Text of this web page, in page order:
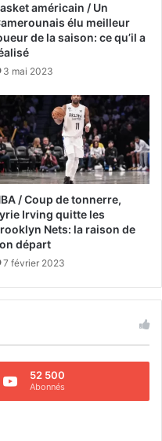
américain / Un
élu meilleur
de la saison: ce qu’il a
3 mai 2023
/ Coup de tonnerre,
Irving quitte les
Nets: la raison de
départ
7 février 2023
52 500
Abonnés